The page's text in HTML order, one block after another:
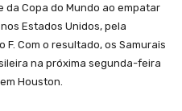
da Copa do Mundo ao empatar
nos Estados Unidos, pela
Com o resultado, os Samurais
na próxima segunda-feira
Houston.